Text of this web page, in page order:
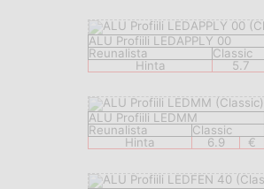
ALU Profiili LEDAPPLY 00
Reunalista
Classic
Hinta
5.7
ALU Profiili LEDMM
Reunalista
Classic
Hinta
6.9 €